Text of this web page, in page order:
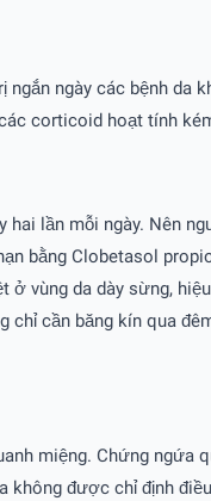
ngày các bệnh da
corticoid hoạt tính
lần mỗi ngày. Nên
bằng Clobetasol
vùng da dày sừng,
cần băng kín qua
miệng. Chứng ngứa
không được chỉ định